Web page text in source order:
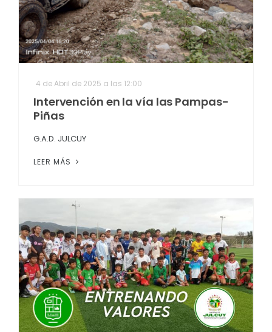
4 de Abril de 2025 a las 12:00
Intervención en la vía las Pampas-
Piñas
G.A.D. JULCUY
LEER MÁS